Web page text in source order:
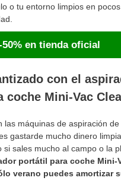
o tu entorno limpios en
50% en tienda oficial
con el
coche Mini-Vac
las máquinas de aspiración de
gastarde mucho dinero
si sales mucho al campo o la
portátil para coche Mini-
verano puedes amortizar